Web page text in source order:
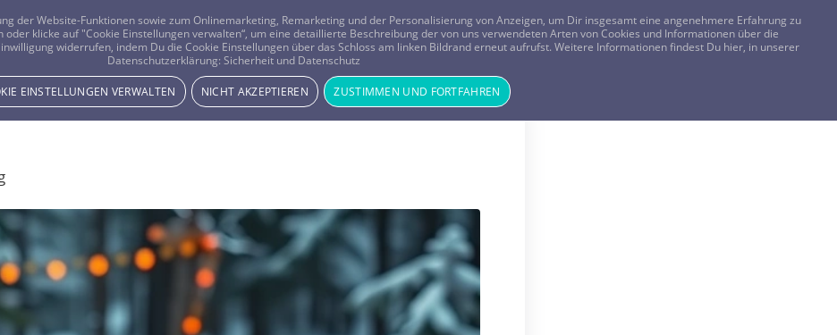
FRAGEN? KOSTENLOS ANRUFEN: 0800-8478266
Beratung Horoskope Tageskarte Magazin ANMELDEN REGISTRIEREN
der Website-Funktionen sowie zum Onlinemarketing, Remarketing und der Personalisierung von Anzeigen, um Dir insgesamt eine angenehmere Erfahrung zu
oder klicke auf "Cookie Einstellungen verwalten“, um eine detaillierte Beschreibung der von uns verwendeten Arten von Cookies und Informationen über die
widerrufen, indem Du die Cookie Einstellungen über das Schloss am linken Bildrand erneut aufrufst. Weitere Informationen findest Du hier, in unserer
Datenschutzerklärung: Sicherheit und Datenschutz
EINSTELLUNGEN VERWALTEN NICHT AKZEPTIEREN ZUSTIMMEN UND FORTFAHREN